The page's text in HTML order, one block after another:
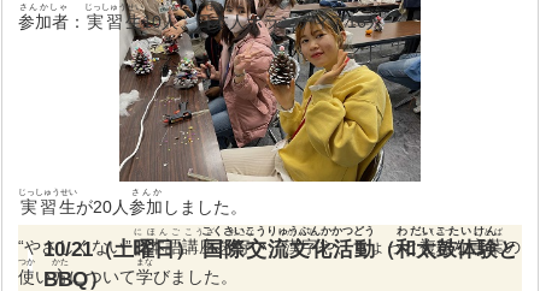
参加者
さんかしゃ
： 実習生
じっしゅうせい
10人
にん
、日本人
にほんじん
ボランティア16人
にん
実習生
じっしゅうせい
が20人参加
さんか
しました。
“やさしくない”日本語
にほんご
講座
こうざ
を行
おこな
い、漢字
かんじ
や、ちょっと複雑
ふくざつ
な言葉
ことば
の
使
つか
い方
かた
について学
まな
びました。
10/21（土曜日）国際交流文化活動
こくさいこうりゅうぶんかかつどう
（和太鼓体験
わだいこたいけん
と
BBQ）